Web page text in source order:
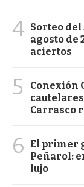
4 Sorteo del
agosto de
aciertos
5
Conexión
Carrasco
6
El primer
Peñarol:
lujo